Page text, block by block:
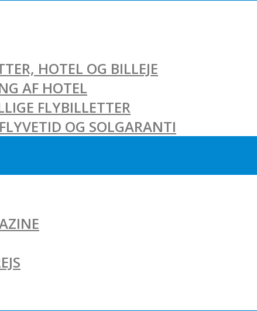
HOTEL OG BILLEJE
AF HOTEL
FLYBILLETTER
OG SOLGARANTI